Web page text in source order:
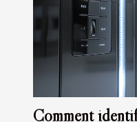
Comment